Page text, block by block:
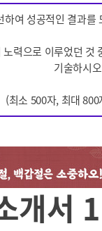
하여 성공적인 결과
력으로 이루었던 것
기술하시
(최소 500자, 최대
개서